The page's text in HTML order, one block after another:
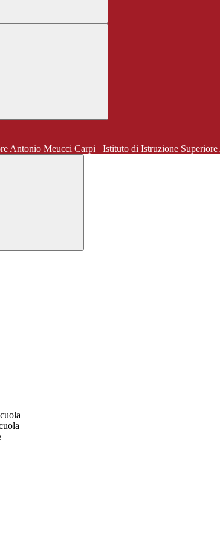
Istituto di Istruzione